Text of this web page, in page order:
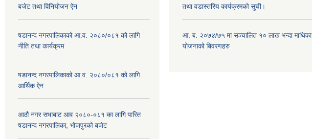
बजेट तथा विनियोजन ऐन
षडानन्द नगरपालिकाको आ.व. २०८०/०८१ को लागि
नीति तथा कार्यक्रम
षडानन्द नगरपालिकाको आ.व. २०८०/०८१ को लागि
आर्थिक ऐन
आठौ नगर सभाबाट आव २०८०-०८१ का लागि पारित
षडानन्द नगरपालिका, भोजपुरको बजेट
तथा वडास्तरिय कार्यक्रमको सुची।
आ. ब. २०७४/७५ मा सञ्चालित १० लाख भन्दा माथिका
योजनाको बिवरणहरु